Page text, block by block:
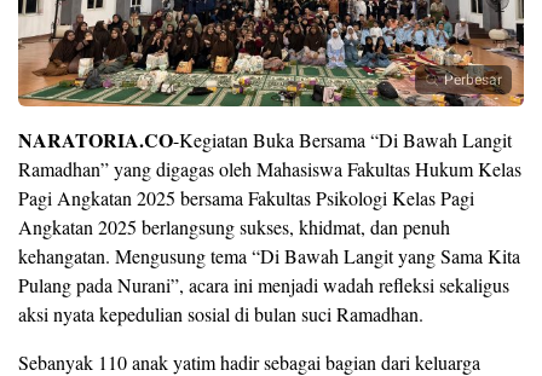
Perbesar
NARATORIA.CO-Kegiatan Buka Bersama “Di Bawah Langit
Ramadhan” yang digagas oleh Mahasiswa Fakultas Hukum Kelas
Pagi Angkatan 2025 bersama Fakultas Psikologi Kelas Pagi
Angkatan 2025 berlangsung sukses, khidmat, dan penuh
kehangatan. Mengusung tema “Di Bawah Langit yang Sama Kita
Pulang pada Nurani”, acara ini menjadi wadah refleksi sekaligus
aksi nyata kepedulian sosial di bulan suci Ramadhan.
Sebanyak 110 anak yatim hadir sebagai bagian dari keluarga